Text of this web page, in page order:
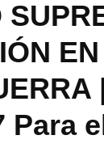
Para